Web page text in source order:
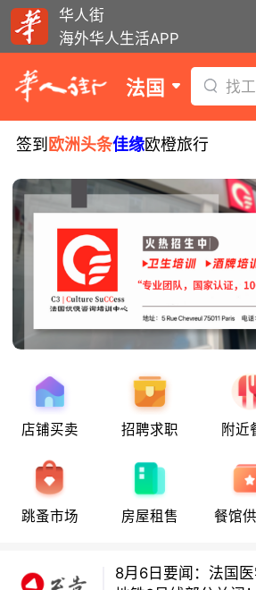
华人街
海外华人生活APP
法国 找
签到 欧洲头条佳缘欧橙旅行
店铺买卖 招聘求职 附近
跳蚤市场 房屋租售 餐馆
8月6日要闻：法国
炉！
巴黎地铁音乐家海选
地铁8号线部分关闭